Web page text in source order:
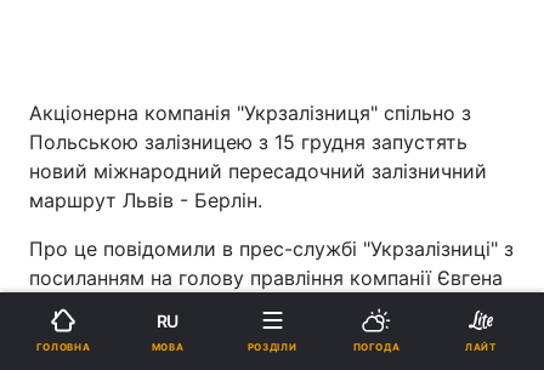
Акціонерна компанія "Укрзалізниця" спільно з
Польською залізницею з 15 грудня запустять
новий міжнародний пересадочний залізничний
маршрут Львів - Берлін.
Про це повідомили в прес-службі "Укрзалізниці" з
посиланням на голову правління компанії Євгена
Кравцова.
"Разом з польськими колегами ми домовилися
ГОЛОВНА
RU
МОВА РОЗДІЛИ ПОГОДА ЛАЙТ